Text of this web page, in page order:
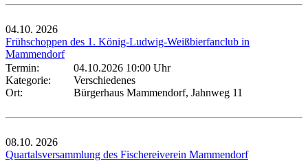
04.10. 2026
Frühschoppen des 1. König-Ludwig-Weißbierfanclub in
Mammendorf
Termin:
04.10.2026 10:00 Uhr
Kategorie:
Verschiedenes
Ort:
Bürgerhaus Mammendorf, Jahnweg 11
08.10. 2026
Quartalsversammlung des Fischereiverein Mammendorf